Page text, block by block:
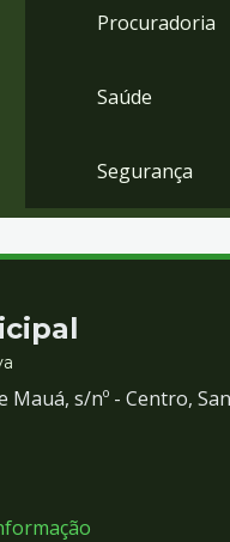
Procuradoria
Saúde
Segurança
Mauá, s/nº - Centro,